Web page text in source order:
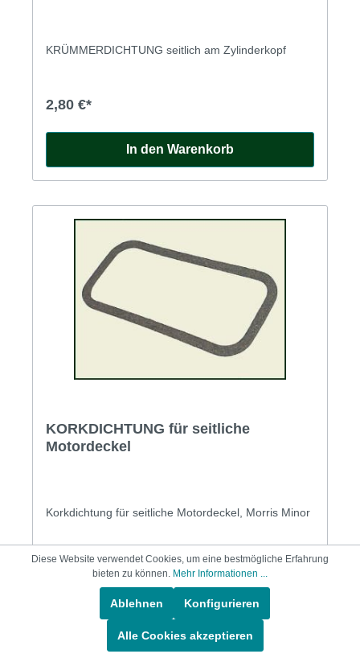
KRÜMMERDICHTUNG seitlich am Zylinderkopf
2,80 €*
In den Warenkorb
KORKDICHTUNG für seitliche
Motordeckel
Korkdichtung für seitliche Motordeckel, Morris Minor
1,45 €*
In den Warenkorb
Diese Website verwendet Cookies, um eine bestmögliche Erfahrung
bieten zu können. Mehr Informationen ...
Ablehnen Konfigurieren
Alle Cookies akzeptieren